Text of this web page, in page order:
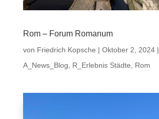
Rom – Forum Romanum
von Friedrich Kopsche | Oktober 2, 2024|
A_News_Blog
R_Erlebnis Städte Rom